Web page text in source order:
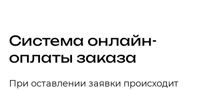
Система онлайн-
оплаты заказа
При оставлении заявки происходит